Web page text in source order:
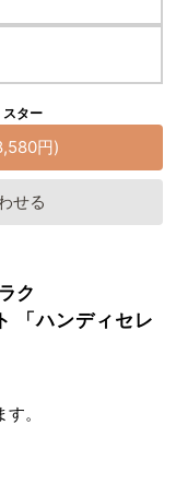
スター
せる
ク
「ハンディセレ
。